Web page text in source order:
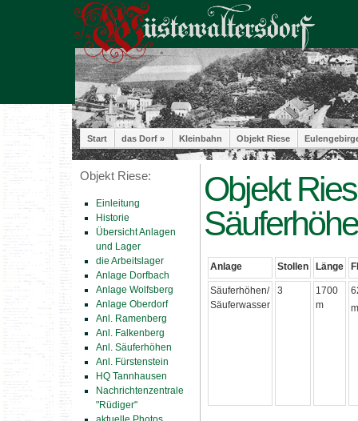
Start das Dorf » Kleinbahn Objekt Riese
Objekt Riese:
Einleitung
Historie
Übersicht Anlagen
und Lager
die Arbeitslager
Anlage Dorfbach
Anlage Wolfsberg
Anlage Oberdorf
Anl. Ramenberg
Anl. Falkenberg
Anl. Säuferhöhen
Anl. Fürstenstein
HQ Tannhausen
Nachrichtenzentrale
"Rüdiger"
Objekt
Anlage Stollen Länge
Säuferhöhen/
Säuferwasser
3
1700
m